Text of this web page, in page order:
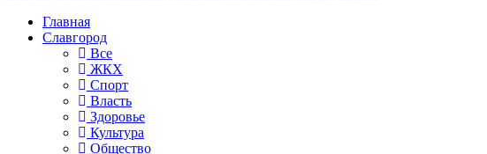
Главная
Славгород
Все
ЖКХ
Спорт
Власть
Здоровье
Культура
Общество